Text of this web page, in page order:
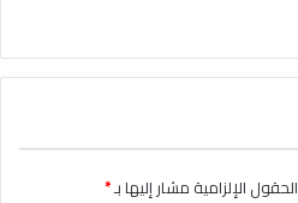
الحقول الإلزامية مشار إليها بـ*